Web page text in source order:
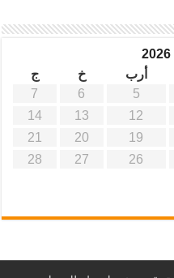
أرب خ
ج
5
6
7
12
13
14
19
20
21
26
27
28